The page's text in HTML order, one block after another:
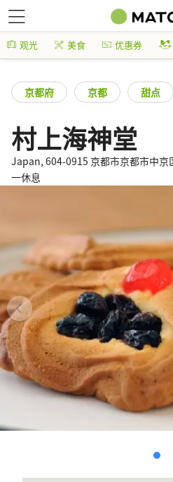
观光 美食 优惠券
京都府 京都 甜点
村上海神堂
Japan, 604-0915 京都市京都市中京
一休息